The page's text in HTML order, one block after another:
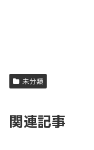
未分類
関連記事